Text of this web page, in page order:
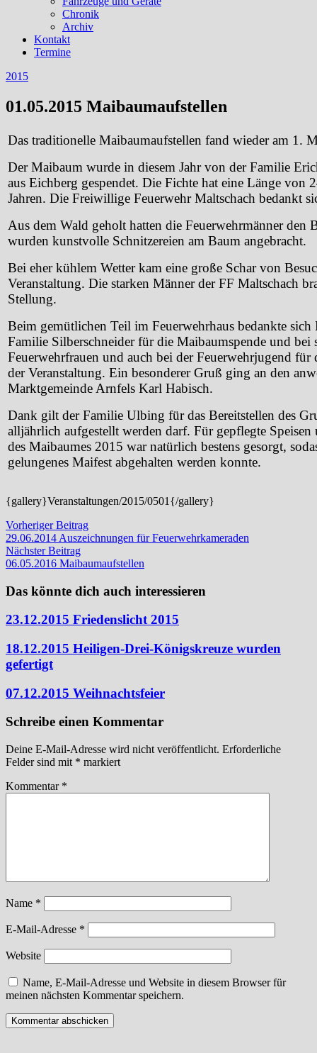
Chronik
Archiv
Kontakt
Termine
2015
01.05.2015 Maibaumaufstellen
Das traditionelle Maibaumaufstellen fand wieder am 1.
Der Maibaum wurde in diesem Jahr von der Familie
aus Eichberg gespendet. Die Fichte hat eine Länge von
Jahren. Die Freiwillige Feuerwehr Maltschach bedankt
Aus dem Wald geholt hatten die Feuerwehrmänner den
wurden kunstvolle Schnitzereien am Baum angebracht.
Bei eher kühlem Wetter kam eine große Schar von
Veranstaltung. Die starken Männer der FF Maltschach
Stellung.
Beim gemütlichen Teil im Feuerwehrhaus bedankte
Familie Silberschneider für die Maibaumspende und bei
Feuerwehrfrauen und auch bei der Feuerwehrjugend
der Veranstaltung. Ein besonderer Gruß ging an den
Marktgemeinde Arnfels Karl Habisch.
Dank gilt der Familie Ulbing für das Bereitstellen des
alljährlich aufgestellt werden darf. Für gepflegte
des Maibaumes 2015 war natürlich bestens gesorgt,
gelungenes Maifest abgehalten werden konnte.
{gallery}Veranstaltungen/2015/0501{/gallery}
Beitragsnavigation
Vorheriger BeitragVorheriger
Beitrag:
29.06.2014 Auszeichnungen für Feuerwehrkameraden
Nächster BeitragNächster
Beitrag:
06.05.2016 Maibaumaufstellen
Das könnte dich auch interessieren
23.12.2015 Friedenslicht 2015
18.12.2015 Heiligen-Drei-Königskreuze wurden
gefertigt
07.12.2015 Weihnachtsfeier
Schreibe einen Kommentar
Deine E-Mail-Adresse wird nicht veröffentlicht. Erforderliche
Felder sind mit * markiert
Kommentar *
Name *
E-Mail-Adresse *
Website
Name, E-Mail-Adresse und Website in diesem Browser für
meinen nächsten Kommentar speichern.